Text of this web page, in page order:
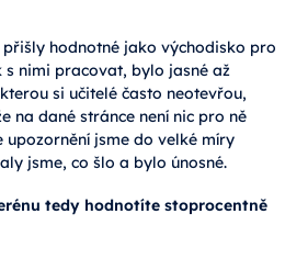
hodnotné jako východisko pro
nimi pracovat, bylo jasné až
si učitelé často neotevřou,
na dané stránce není nic pro ně
upozornění jsme do velké míry
jsme, co šlo a bylo únosné.
tedy hodnotíte stoprocentně